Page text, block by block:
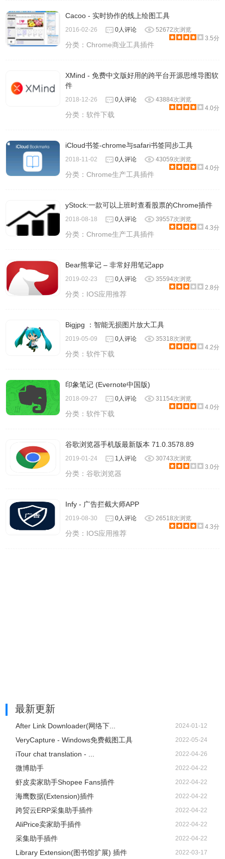
Cacoo - 实时协作的线上绘图工具
2016-02-26 0人评论
52672次浏览
3.5分
分类：Chrome商业工具插件
XMind - 免费中文版好用的跨平台开源思维导图软
件
2018-12-26 0人评论
43884次浏览
4.0分
分类：软件下载
iCloud书签-chrome与safari书签同步工具
2018-11-02 0人评论
43059次浏览
4.0分
分类：Chrome生产工具插件
yStock:一款可以上班时查看股票的Chrome插件
2018-08-18 0人评论
39557次浏览
4.3分
分类：Chrome生产工具插件
Bear熊掌记 – 非常好用笔记app
2019-02-23 0人评论
35594次浏览
2.8分
分类： IOS应用推荐
Bigjpg ：智能无损图片放大工具
2019-05-09 0人评论
35318次浏览
4.2分
分类：软件下载
印象笔记 (Evernote中国版)
2018-09-27 0人评论
31154次浏览
4.0分
分类：软件下载
谷歌浏览器手机版最新版本 71.0.3578.89
2019-01-24 1人评论
30743次浏览
3.0分
分类：谷歌浏览器
Infy - 广告拦截大师APP
2019-08-30 0人评论
26518次浏览
4.3分
分类： IOS应用推荐
最新更新
After Link Downloader(网络下... 2024-01-12
VeryCapture - Windows免费截图工具 2022-05-24
iTour chat translation - ... 2022-04-26
微博助手 2022-04-22
虾皮卖家助手Shopee Fans插件 2022-04-22
海鹰数据(Extension)插件 2022-04-22
跨贸云ERP采集助手插件 2022-04-22
AliPrice卖家助手插件 2022-04-22
采集助手插件 2022-04-22
Library Extension(图书馆扩展) 插件 2022-03-17